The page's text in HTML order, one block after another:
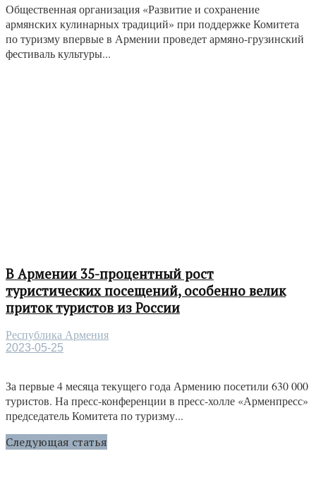
Общественная организация «Развитие и сохранение
армянских кулинарных традиций» при поддержке Комитета
по туризму впервые в Армении проведет армяно-грузинский
фестиваль культуры...
В Армении 35-процентный рост
туристических посещений, особенно велик
приток туристов из России
Республика Армения
2023-05-25
За первые 4 месяца текущего года Армению посетили 630 000
туристов. На пресс-конференции в пресс-холле «Арменпресс»
председатель Комитета по туризму...
Следующая статья